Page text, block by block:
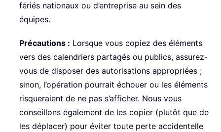
fériés nationaux ou d’entreprise au sein des
équipes.
Précautions : Lorsque vous copiez des éléments
vers des calendriers partagés ou publics, assurez-
vous de disposer des autorisations appropriées ;
sinon, l’opération pourrait échouer ou les éléments
risqueraient de ne pas s’afficher. Nous vous
conseillons également de les copier (plutôt que de
les déplacer) pour éviter toute perte accidentelle